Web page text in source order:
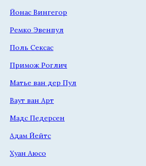
Йонас Вингегор
Ремко Эвенпул
Поль Сексас
Примож Роглич
Матье ван дер Пул
Ваут ван Арт
Мадс Педерсен
Адам Йейтс
Хуан Аюсо